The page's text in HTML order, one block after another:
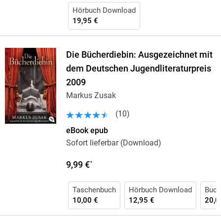
Hörbuch Download
19,95 €
Die Bücherdiebin: Ausgezeichnet mit
dem Deutschen Jugendliteraturpreis
2009
Markus Zusak
(10)
eBook epub
Sofort lieferbar (Download)
9,99 €*
Taschenbuch
10,00 €
Hörbuch Download
12,95 €